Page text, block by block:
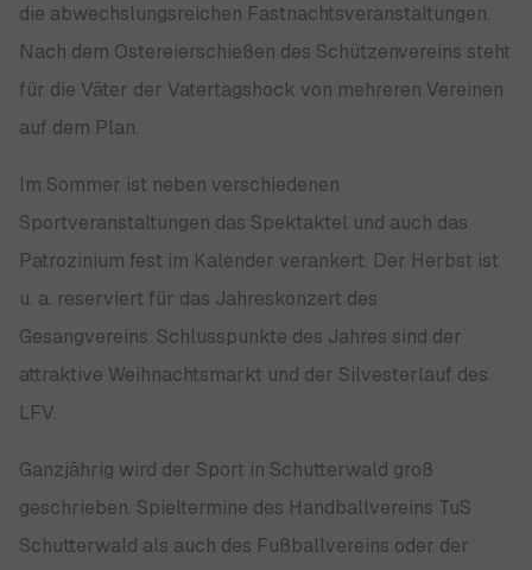
die abwechslungsreichen Fastnachtsveranstaltungen.
Nach dem Ostereierschießen des Schützenvereins steht
für die Väter der Vatertagshock von mehreren Vereinen
auf dem Plan.
Im Sommer ist neben verschiedenen
Sportveranstaltungen das Spektaktel und auch das
Patrozinium fest im Kalender verankert. Der Herbst ist
u. a. reserviert für das Jahreskonzert des
Gesangvereins. Schlusspunkte des Jahres sind der
attraktive Weihnachtsmarkt und der Silvesterlauf des
LFV.
Ganzjährig wird der Sport in Schutterwald groß
geschrieben. Spieltermine des Handballvereins TuS
Schutterwald als auch des Fußballvereins oder der